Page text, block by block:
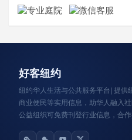
好客纽约
纽约华人生活与公共服务平台| 提供
商业便民等实用信息，助华人融入
公益组织可免费刊登行业信息，合作